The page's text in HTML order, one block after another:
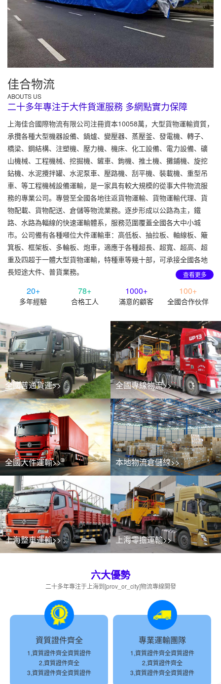
佳合物流
ABOUTS US
二十多年專注于大件貨運服務 多網點實力保障
上海佳合國際物流有限公司注冊資本10058萬，大型貨物運輸資質，
承攬各種大型機器設備、鍋爐、變壓器、蒸壓釜、發電機、轉子、
橋梁、鋼結構、注塑機、壓力機、機床、化工設備、電力設備、礦
山機械、工程機械、挖掘機、鏟車、鉤機、推土機、攤鋪機、旋挖
鉆機、水泥攪拌罐、水泥泵車、壓路機、刮平機、裝載機、重型吊
車、等工程機械設備運輸，是一家具有較大規模的從事大件物流服
務的專業公司。專營至全國各地往返貨物運輸、貨物運輸代理、貨
物配載、貨物配送、倉儲等物流業務。逐步形成以公路為主，鐵
路、水路為輻線的快速運輸體系，服務范圍覆蓋全國各大中小城
市。公司備有各種噸位大件運輸車：高低板、抽拉板、軸線板、簸
箕板、框架板、多輪板、炮車，適應于各種超長、超寬、超高、超
重及四超于一體大型貨物運輸，特種車等幾十部，可承接全國各地
長短途大件、普貨業務。
查看更多
20+
多年經驗
78+
合格工人
1000+
滿意的顧客
100+
全國合作伙伴
全國普通貨運>> 全國專線物流>>
全國大件運輸>> 本地物流倉儲線>>
上海整車運輸>> 上海零擔運輸>>
六大優勢
二十多年專注于上海到[prov_or_city]物流專線開發
資質證件齊全
1,資質證件齊全資質證件
2,資質證件齊全
3,資質證件齊全資質證件
專業運輸團隊
1,資質證件齊全資質證件
2,資質證件齊全
3,資質證件齊全資質證件